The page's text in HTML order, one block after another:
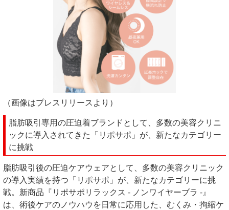
（画像はプレスリリースより）
脂肪吸引専用の圧迫着ブランドとして、多数の美容クリニ
ックに導入されてきた「リポサポ」が、新たなカテゴリー
に挑戦
脂肪吸引後の圧迫ケアウェアとして、多数の美容クリニック
の導入実績を持つ「リポサポ」が、新たなカテゴリーに挑
戦。新商品『リポサポリラックス - ノンワイヤーブラ -』
は、術後ケアのノウハウを日常に応用した、むくみ・拘縮ケ